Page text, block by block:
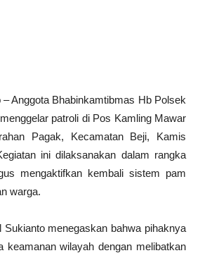
Anggota Bhabinkamtibmas Hb Polsek
patroli di Pos Kamling Mawar
Pagak, Kecamatan Beji, Kamis
ini dilaksanakan dalam rangka
mengaktifkan kembali sistem pam
warga.
Sukianto menegaskan bahwa pihaknya
keamanan wilayah dengan melibatkan